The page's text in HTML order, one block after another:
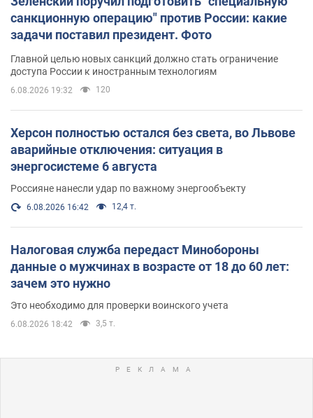
санкционную операцию" против России: какие
задачи поставил президент. Фото
Главной целью новых санкций должно стать ограничение
доступа России к иностранным технологиям
6.08.2026 19:32 120
Херсон полностью остался без света, во Львове
аварийные отключения: ситуация в
энергосистеме 6 августа
Россияне нанесли удар по важному энергообъекту
6.08.2026 16:42 12,4 т.
Налоговая служба передаст Минобороны
данные о мужчинах в возрасте от 18 до 60 лет:
зачем это нужно
Это необходимо для проверки воинского учета
6.08.2026 18:42 3,5 т.